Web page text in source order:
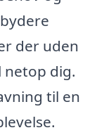
der uden
netop dig.
til en